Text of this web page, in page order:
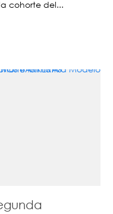
cohorte del...